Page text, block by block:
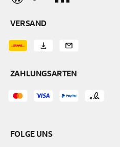
VERSAND
ZAHLUNGSARTEN
FOLGE UNS